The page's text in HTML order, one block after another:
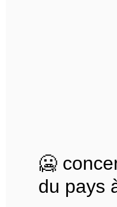
🥶
du pays